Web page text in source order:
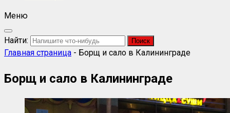
Меню
Найти:
Главная страница - Борщ и сало в Калининграде
Борщ и сало в Калининграде